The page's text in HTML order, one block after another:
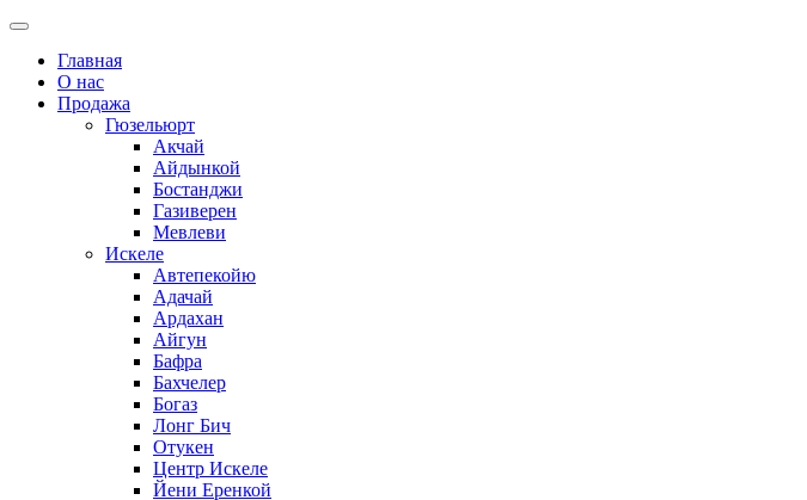
Главная
О нас
Продажа
Гюзельюрт
Акчай
Айдынкой
Бостанджи
Газиверен
Мевлеви
Искеле
Автепекойю
Адачай
Ардахан
Айгун
Бафра
Бахчелер
Богаз
Лонг Бич
Отукен
Центр Искеле
Йени Еренкой